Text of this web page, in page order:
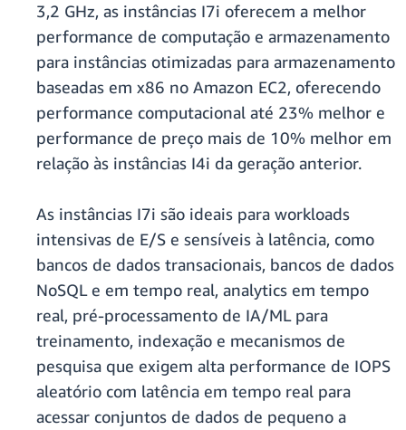
3,2 GHz, as instâncias I7i oferecem a melhor
performance de computação e armazenamento
para instâncias otimizadas para armazenamento
baseadas em x86 no Amazon EC2, oferecendo
performance computacional até 23% melhor e
performance de preço mais de 10% melhor em
relação às instâncias I4i da geração anterior.
As instâncias I7i são ideais para workloads
intensivas de E/S e sensíveis à latência, como
bancos de dados transacionais, bancos de dados
NoSQL e em tempo real, analytics em tempo
real, pré-processamento de IA/ML para
treinamento, indexação e mecanismos de
pesquisa que exigem alta performance de IOPS
aleatório com latência em tempo real para
acessar conjuntos de dados de pequeno a